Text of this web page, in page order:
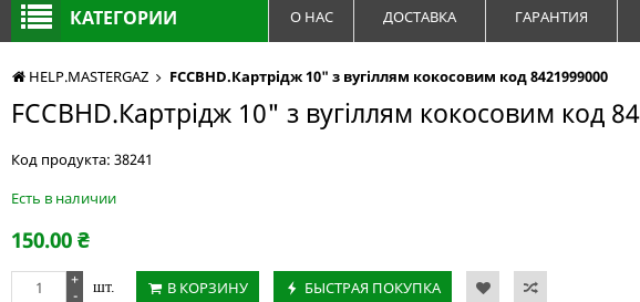
HELP.MASTERGAZ FCCBHD.Картрідж 10" з вугіллям кокосовим код 8421999000
FCCBHD.Картрідж 10" з вугіллям кокосовим код
Код продукта: 38241
Есть в наличии
150.00₴
+
-
шт. В КОРЗИНУ БЫСТРАЯ ПОКУПКА
КАТЕГОРИИ О НАС ДОСТАВКА ГАРАНТИЯ